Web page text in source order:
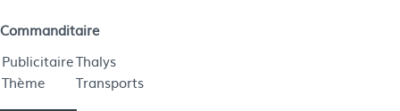
Commanditaire
PublicitaireThalys
Thème
Transports